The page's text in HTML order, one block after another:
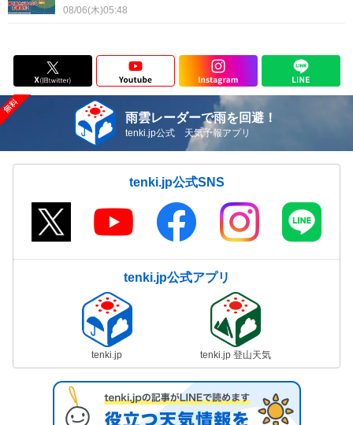
08/06(木)05:48
雨雲レーダーで雨を回避！
tenki.jp公式 天気予報アプリ
tenki.jp公式SNS
tenki.jp公式アプリ
tenki.jp tenki.jp 登山天気